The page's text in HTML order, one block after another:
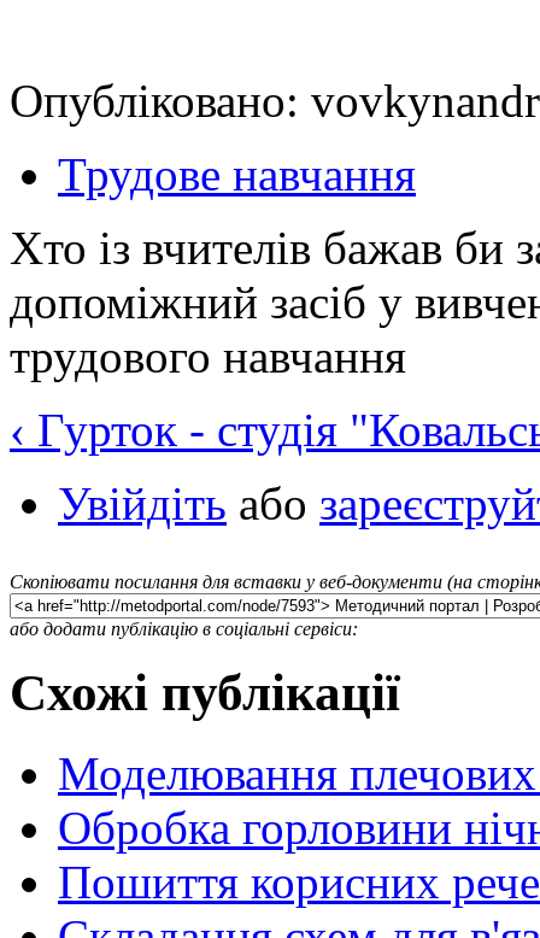
Опубліковано:
Трудове навчання
Хто із вчителів бажав би
допоміжний засіб у
трудового навчання
‹ Гурток - студія
Увійдіть або
Скопіювати посилання для вставки у веб-документи (на
або додати публікацію в соціальні сервіси:
Схожі публікації
Моделювання плечових
Обробка горловини
Пошиття корисних